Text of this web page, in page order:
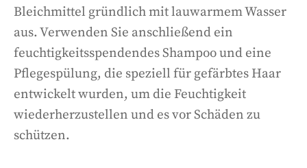
Bleichmittel gründlich mit lauwarmem Wasser
aus. Verwenden Sie anschließend ein
feuchtigkeitsspendendes Shampoo und eine
Pflegespülung, die speziell für gefärbtes Haar
entwickelt wurden, um die Feuchtigkeit
wiederherzustellen und es vor Schäden zu
schützen.